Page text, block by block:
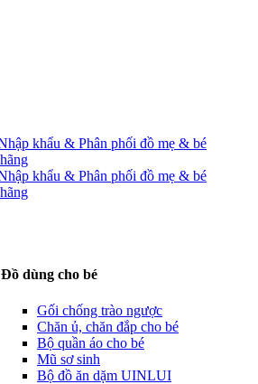
Đồ dùng cho bé
Gối chống trào ngược
Chăn ủ, chăn đắp cho bé
Bộ quần áo cho bé
Mũ sơ sinh
Bộ đồ ăn dặm UINLUI